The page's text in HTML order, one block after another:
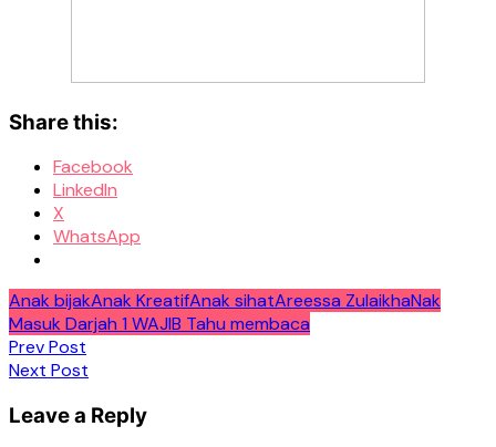
Share this:
Facebook
LinkedIn
X
WhatsApp
Anak bijakAnak KreatifAnak sihatAreessa ZulaikhaNak
Masuk Darjah 1 WAJIB Tahu membaca
Post
navigation
Prev Post
Next Post
Leave a Reply